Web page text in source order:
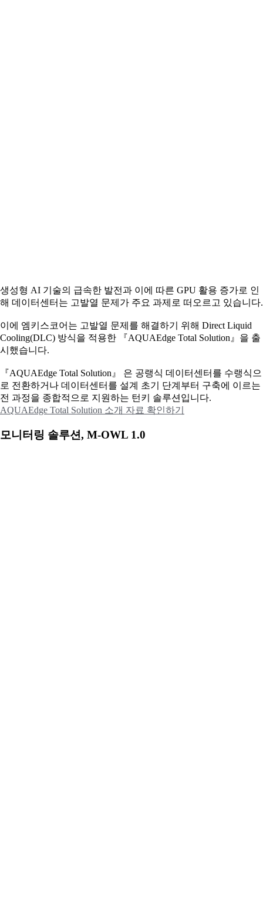
생성형 AI 기술의 급속한 발전과 이에 따른 GPU 활용 증가로 인
해 데이터센터는 고발열 문제가 주요 과제로 떠오르고 있습니다.
이에 엠키스코어는 고발열 문제를 해결하기 위해 Direct Liquid
Cooling(DLC) 방식을 적용한 『AQUAEdge Total Solution』을 출
시했습니다.
『AQUAEdge Total Solution』 은 공랭식 데이터센터를 수랭식으
로 전환하거나 데이터센터를 설계 초기 단계부터 구축에 이르는
전 과정을 종합적으로 지원하는 턴키 솔루션입니다.
AQUAEdge Total Solution 소개 자료 확인하기
모니터링 솔루션, M-OWL 1.0